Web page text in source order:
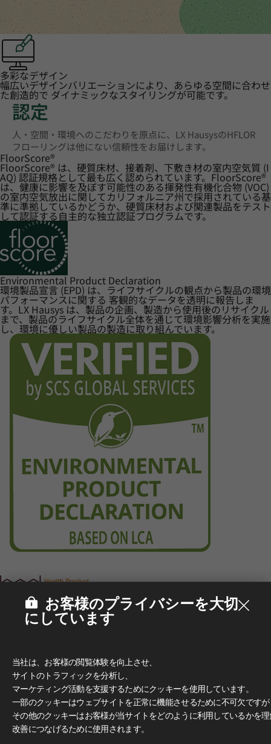
多彩なデザイン
幅広いデザインバリエーションにより、あらゆる空間に合わせ
た創造的で ダイナミックなスタイリングが可能です。
認定
人・空間・環境へのこだわりを原点に、LX HausysのHFLOR
フローリングは他にない信頼性をお届けします。
FloorScore®
FloorScore® は、硬質床材、接着剤、下敷き材の室内空気質 (I
AQ) 認証規格として最も広く認められています。FloorScore®
は、健康に影響を及ぼす可能性のある揮発性有機化合物 (VOC)
の室内空気放出に関してカリフォルニア州で採用されている基
準に準拠しているかどうか、硬質床材および関連製品をテスト
して認証する自主的な独立認証プログラムです。
Environmental Product Declaration
環境製品宣言 (EPD) は、ライフサイクルの観点から製品の環境
パフォーマンスに関する 客観的なデータを透明に報告しま
す。LX Hausys は、製品の企画、製造から使用後のリサイクル
まで、製品のライフサイクル全体を通じて環境影響分析を実施
し、環境に優しい製品の製造に取り組んでいます。
お客様のプライバシーを大切
にしています
当社は、お客様の閲覧体験を向上させ、
サイトのトラフィックを分析し、
マーケティング活動を支援するためにクッキーを使用しています。
一部のクッキーはウェブサイトを正常に機能させるために不可欠です
その他のクッキーはお客様が当サイトをどのように利用しているかを
改善につなげるために使用されます。